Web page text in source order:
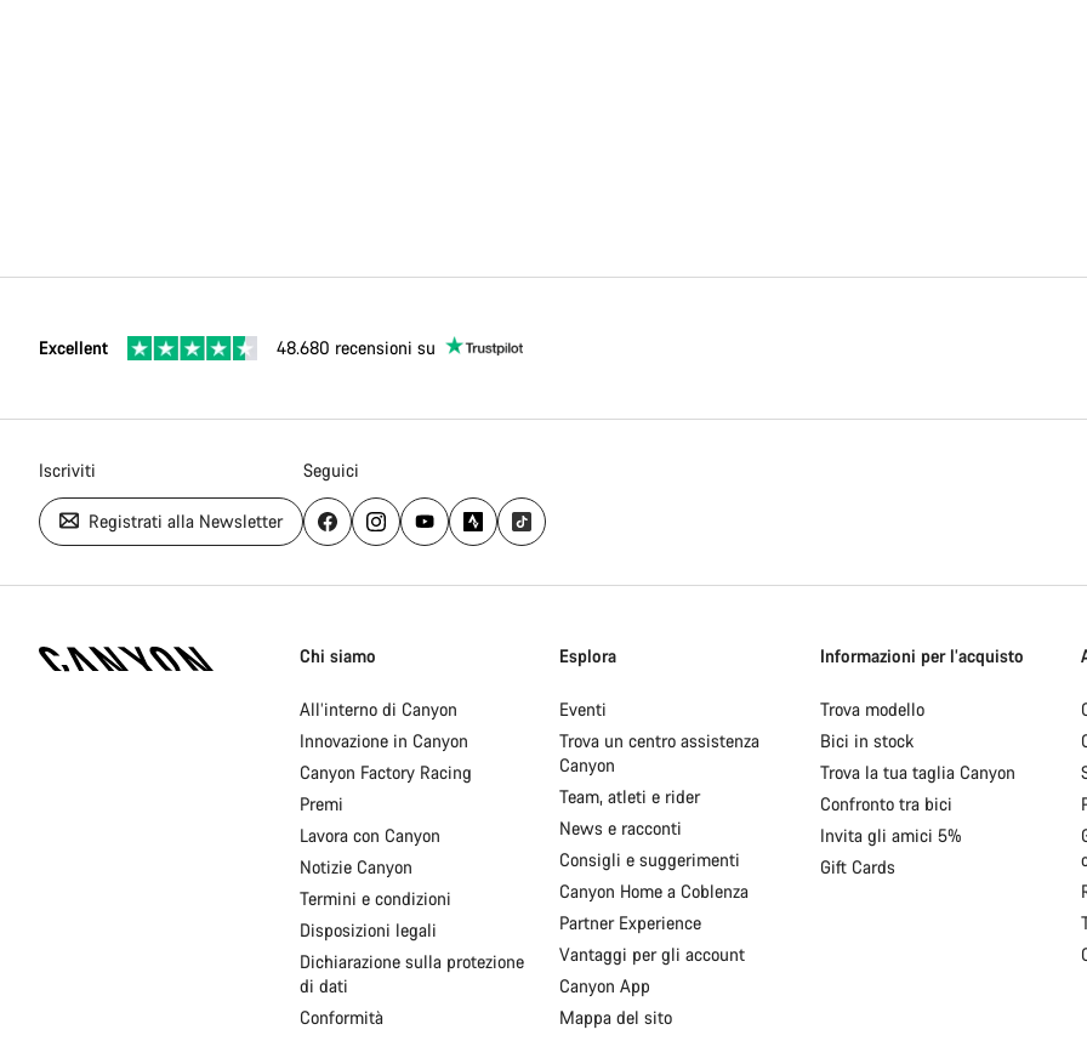
Excellent 48.680 recensioni su
Iscriviti
Registrati alla Newsletter
Seguici
di
Home
Canyon
Chi siamo
All’interno di Canyon
Innovazione in Canyon
Canyon Factory Racing
Premi
Lavora con Canyon
Notizie Canyon
Termini e condizioni
Disposizioni legali
Dichiarazione sulla protezione
di dati
Conformità
Esplora
Eventi
Trova un centro assistenza
Canyon
Team, atleti e rider
News e racconti
Consigli e suggerimenti
Canyon Home a Coblenza
Partner Experience
Vantaggi per gli account
Canyon App
Mappa del sito
Informazioni per l’acquisto
Trova modello
Bici in stock
Trova la tua taglia Canyon
Confronto tra bici
Invita gli amici 5%
Gift Cards